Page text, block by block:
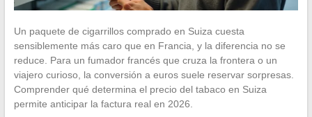
Un paquete de cigarrillos comprado en Suiza cuesta
sensiblemente más caro que en Francia, y la diferencia no se
reduce. Para un fumador francés que cruza la frontera o un
viajero curioso, la conversión a euros suele reservar sorpresas.
Comprender qué determina el precio del tabaco en Suiza
permite anticipar la factura real en 2026.